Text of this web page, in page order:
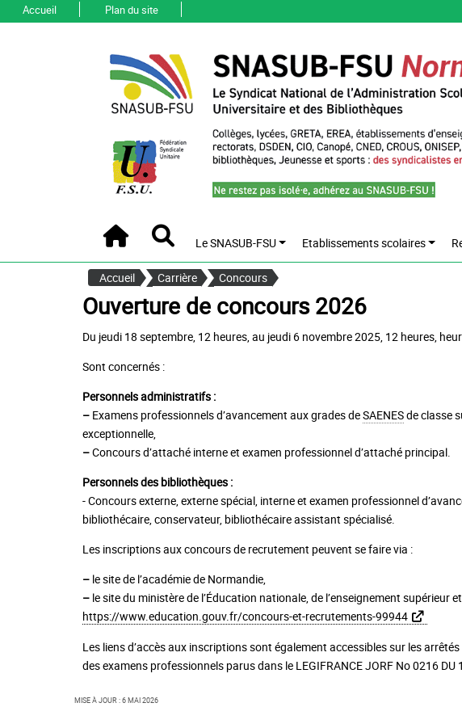
Accueil Plan du site
Accueil Recherche
Le SNASUB-FSU Etablissements scolaires
Accueil Carrière Concours
Ouverture de concours 2026
Du jeudi 18 septembre, 12 heures, au jeudi 6 novembre 2025, 12 heures,
Sont concernés :
Personnels administratifs :
– Examens professionnels d’avancement aux grades deSAENESde classe
exceptionnelle,
–Concours d’attaché interne et examen professionnel d’attaché principal.
Personnels des bibliothèques :
- Concours externe, externe spécial, interne et examen professionnel
bibliothécaire, conservateur, bibliothécaire assistant spécialisé.
Les inscriptions aux concours de recrutement peuvent se faire via :
– le site de l’académie de Normandie,
– le site du ministère de l’Éducation nationale, de l’enseignement supérieur
https://www.education.gouv.fr/concours-et-recrutements-99944
Les liens d’accès aux inscriptions sont également accessibles sur les
des examens professionnels parus dans le LEGIFRANCE JORF No 0216 DU
Mise à jour : 6 mai 2026